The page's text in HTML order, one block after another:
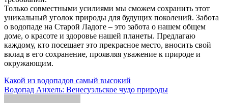
Только совместными усилиями мы сможем сохранить этот
уникальный уголок природы для будущих поколений. Забота
о водопаде на Старой Ладоге – это забота о нашем общем
доме, о красоте и здоровье нашей планеты. Предлагаю
каждому, кто посещает это прекрасное место, вносить свой
вклад в его сохранение, проявляя уважение к природе и
окружающим.
Навигация
по
Какой из водопадов самый высокий
Водопад Анхель: Венесуэльское чудо природы